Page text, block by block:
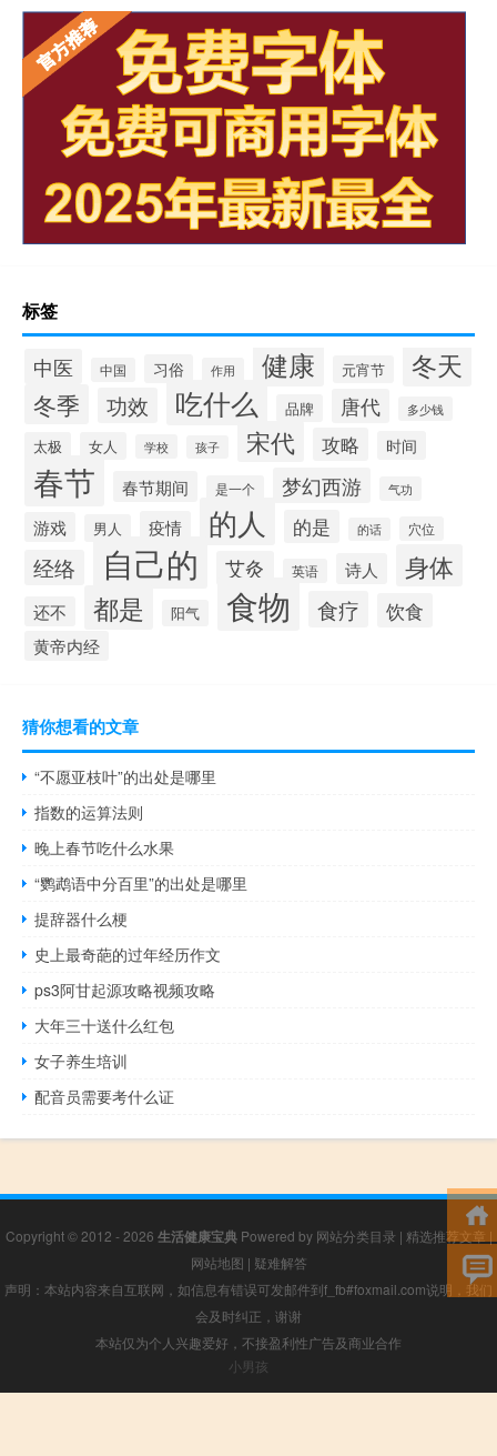
标签
中医 中国 习俗 作用 健康 元宵节 冬天
冬季 功效 吃什么 品牌 唐代 多少钱
太极 女人 学校 孩子 宋代 攻略 时间
春节 春节期间 是一个 梦幻西游 气功
游戏 男人 疫情 的人 的是 的话 穴位
经络 自己的 艾灸 英语 诗人 身体
还不 都是 阳气 食物 食疗 饮食
黄帝内经
猜你想看的文章
“不愿亚枝叶”的出处是哪里
指数的运算法则
晚上春节吃什么水果
“鹦鹉语中分百里”的出处是哪里
提辞器什么梗
史上最奇葩的过年经历作文
ps3阿甘起源攻略视频攻略
大年三十送什么红包
女子养生培训
配音员需要考什么证
Copyright © 2012 - 2026 生活健康宝典Powered by 网站分类目录 | 精选推荐文章 |
网站地图 | 疑难解答
声明：本站内容来自互联网，如信息有错误可发邮件到f_fb#foxmail.com说明，我们
会及时纠正，谢谢
本站仅为个人兴趣爱好，不接盈利性广告及商业合作
小男孩